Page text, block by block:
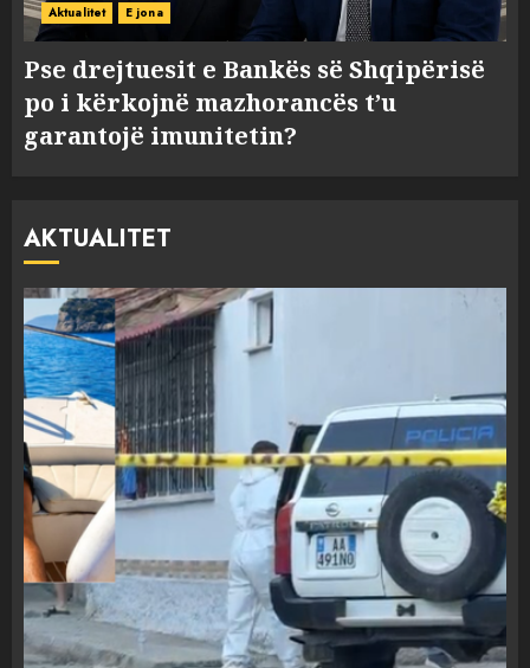
Aktualitet E jona
Pse drejtuesit e Bankës së Shqipërisë
po i kërkojnë mazhorancës t’u
garantojë imunitetin?
AKTUALITET